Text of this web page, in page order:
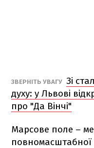
ЗВЕРНІТЬ УВАГУ Зі
духу: у Львові
про "Да Вінчі"
Марсове поле –
повномасштабної